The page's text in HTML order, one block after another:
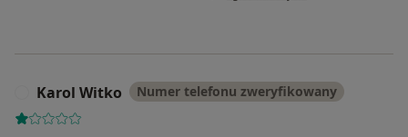
Karol Witko Numer telefonu zweryfikowany